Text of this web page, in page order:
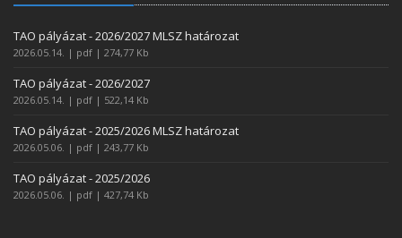
TAO pályázat - 2026/2027 MLSZ határozat
2026.05.14. | pdf | 274,77 Kb
TAO pályázat - 2026/2027
2026.05.14. | pdf | 522,14 Kb
TAO pályázat - 2025/2026 MLSZ határozat
2026.05.06. | pdf | 243,77 Kb
TAO pályázat - 2025/2026
2026.05.06. | pdf | 427,74 Kb